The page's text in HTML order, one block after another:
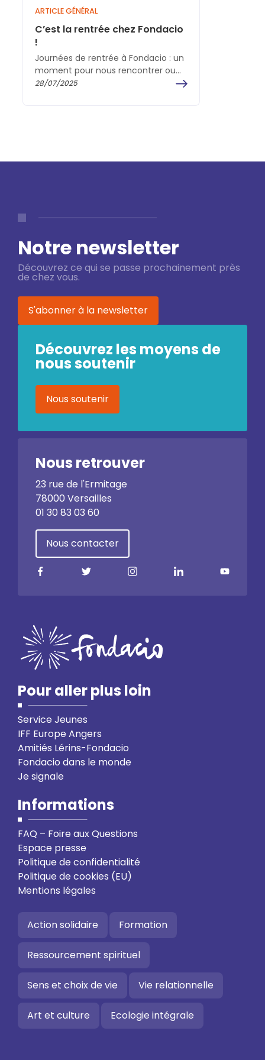
ARTICLE GÉNÉRAL
C’est la rentrée chez Fondacio
!
Journées de rentrée à Fondacio : un
moment pour nous rencontrer ou
nous retrouver ! Fondacio en France
28/07/2025
Notre newsletter
Découvrez ce qui se passe prochainement près
de chez vous.
S'abonner à la newsletter
Découvrez les moyens de
nous soutenir
Nous soutenir
Nous retrouver
23 rue de l'Ermitage
78000 Versailles
01 30 83 03 60
Nous contacter
Pour aller plus loin
Service Jeunes
IFF Europe Angers
Amitiés Lérins-Fondacio
Fondacio dans le monde
Je signale
Informations
FAQ – Foire aux Questions
Espace presse
Politique de confidentialité
Politique de cookies (EU)
Mentions légales
Action solidaire Formation
Ressourcement spirituel
Sens et choix de vie Vie relationnelle
Art et culture Ecologie intégrale